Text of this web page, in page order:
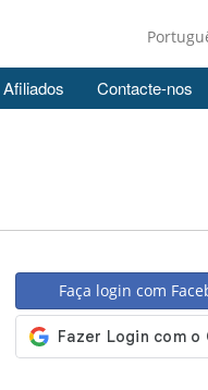
Afiliados Contacte-nos
Faça login com